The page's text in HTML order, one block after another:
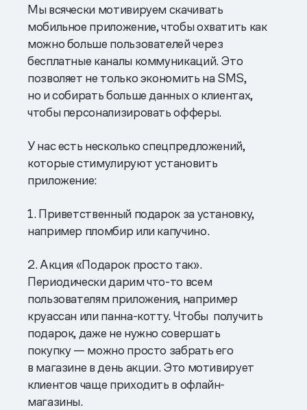
Мы всячески мотивируем скачивать
мобильное приложение, чтобы охватить как
можно больше пользователей через
бесплатные каналы коммуникаций. Это
позволяет не только экономить на SMS,
но и собирать больше данных о клиентах,
чтобы персонализировать офферы.
У нас есть несколько спецпредложений,
которые стимулируют установить
приложение:
1. Приветственный подарок за установку,
например пломбир или капучино.
2. Акция «Подарок просто так».
Периодически дарим что-то всем
пользователям приложения, например
круассан или панна-котту. Чтобы получить
подарок, даже не нужно совершать
покупку — можно просто забрать его
в магазине в день акции. Это мотивирует
клиентов чаще приходить в офлайн-
магазины.